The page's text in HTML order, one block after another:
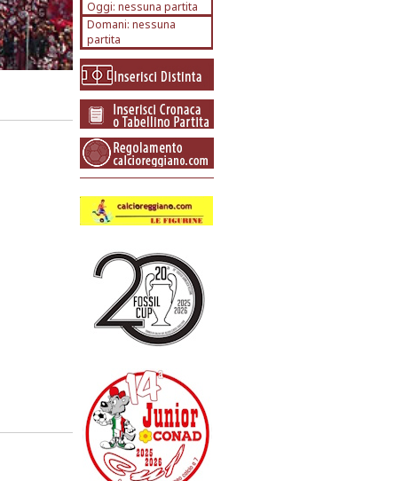
Oggi: nessuna partita
Domani: nessuna
partita